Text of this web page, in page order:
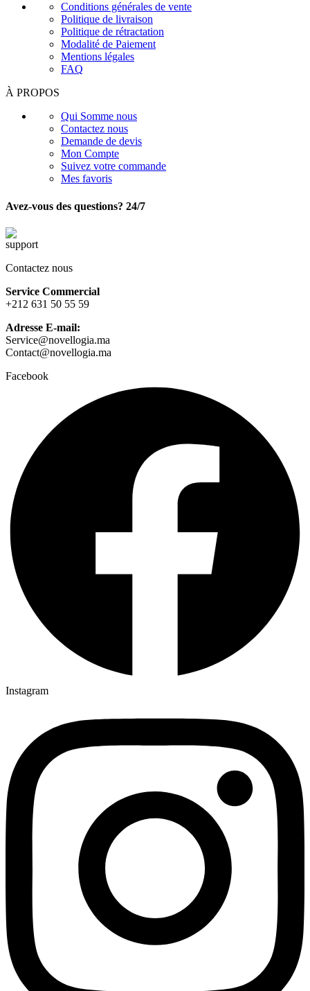
Conditions générales de vente
Politique de livraison
Politique de rétractation
Modalité de Paiement
Mentions légales
FAQ
À PROPOS
Qui Somme nous
Contactez nous
Demande de devis
Mon Compte
Suivez votre commande
Mes favoris
Avez-vous des questions? 24/7
Contactez nous
Service Commercial
+212 631 50 55 59
Adresse E-mail:
Service@novellogia.ma
Contact@novellogia.ma
Facebook
Instagram